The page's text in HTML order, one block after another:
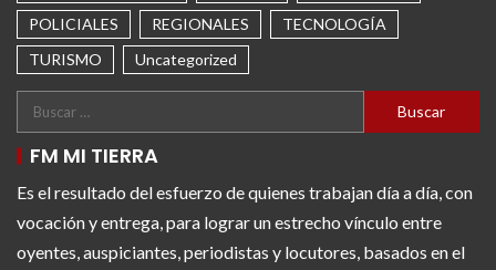
POLICIALES
REGIONALES
TECNOLOGÍA
TURISMO
Uncategorized
FM MI TIERRA
Es el resultado del esfuerzo de quienes trabajan día a día, con
vocación y entrega, para lograr un estrecho vínculo entre
oyentes, auspiciantes, periodistas y locutores, basados en el